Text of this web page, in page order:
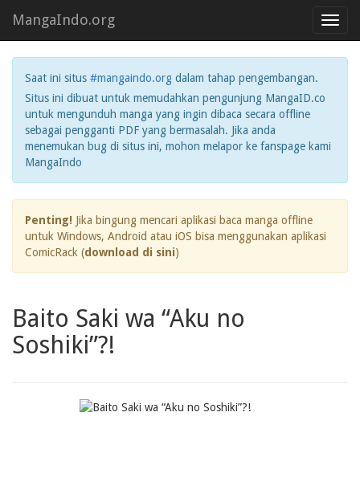
MangaIndo.org
Saat ini situs #mangaindo.org dalam tahap pengembangan.
Situs ini dibuat untuk memudahkan pengunjung MangaID.co
untuk mengunduh manga yang ingin dibaca secara offline
sebagai pengganti PDF yang bermasalah. Jika anda
menemukan bug di situs ini, mohon melapor ke fanspage kami
MangaIndo
Penting! Jika bingung mencari aplikasi baca manga offline
untuk Windows, Android atau iOS bisa menggunakan aplikasi
ComicRack (download di sini)
Baito Saki wa “Aku no
Soshiki”?!